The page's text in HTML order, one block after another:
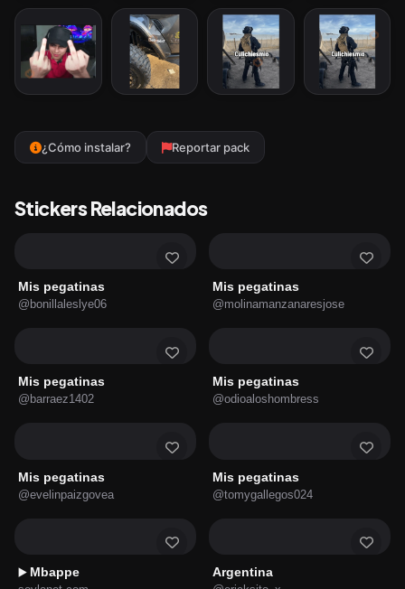
¿Cómo instalar? Reportar pack
Stickers Relacionados
Mis pegatinas
@bonillaleslye06
Mis pegatinas
@molinamanzanaresjose
Mis pegatinas
@barraez1402
Mis pegatinas
@odioaloshombress
Mis pegatinas
@evelinpaizgovea
Mis pegatinas
@tomygallegos024
▶️ Mbappe Argentina